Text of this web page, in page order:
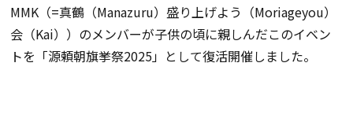
MMK（=真鶴（Manazuru）盛り上げよう（Moriageyou）
会（Kai））のメンバーが子供の頃に親しんだこのイベン
トを「源頼朝旗挙祭2025」として復活開催しました。